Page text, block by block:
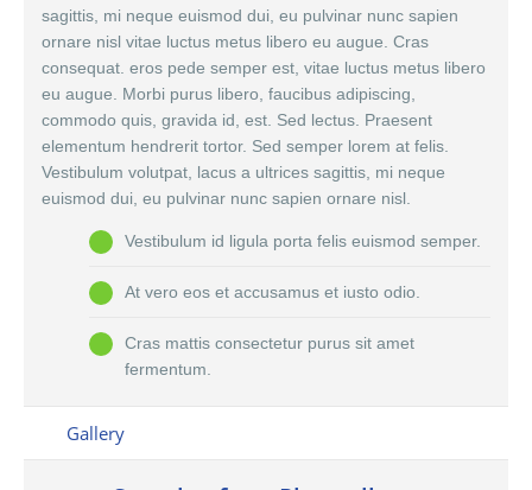
sagittis, mi neque euismod dui, eu pulvinar nunc sapien
ornare nisl vitae luctus metus libero eu augue. Cras
consequat. eros pede semper est, vitae luctus metus libero
eu augue. Morbi purus libero, faucibus adipiscing,
commodo quis, gravida id, est. Sed lectus. Praesent
elementum hendrerit tortor. Sed semper lorem at felis.
Vestibulum volutpat, lacus a ultrices sagittis, mi neque
euismod dui, eu pulvinar nunc sapien ornare nisl.
Vestibulum id ligula porta felis euismod semper.
At vero eos et accusamus et iusto odio.
Cras mattis consectetur purus sit amet
fermentum.
Gallery